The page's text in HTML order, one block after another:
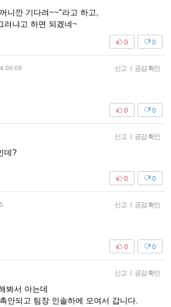
니깐 기다려~~"라고 하고,
러냐고 하면 되겠네~
0
0
00:09 신고 공감 확인
0
0
신고 공감 확인
데?
0
0
신고 공감 확인
0
0
신고 공감 확인
봐서 아는데
안되고 팀장 인솔하에 모여서 갑니다.